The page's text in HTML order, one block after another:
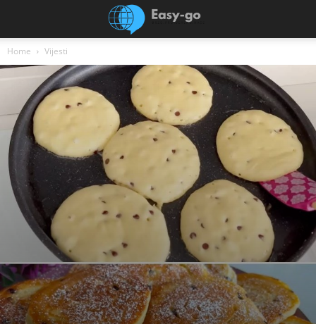
Home Vijesti